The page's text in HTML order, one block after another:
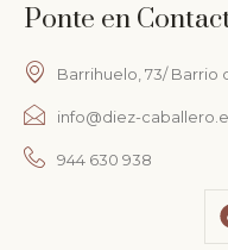
Ponte en
Barrihuelo, 73/ Barrio
info@diez-
944 630 938